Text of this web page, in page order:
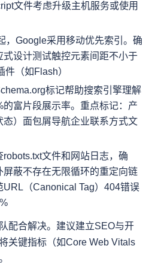
文件考虑升级主机服务或使用
，Google采用移动优先索引。确
设计测试触控元素间距不小于
（如Flash）
标记帮助搜索引擎理解
富片段展示率。重点标记：产
态）面包屑导航企业联系方式文
文件和网站日志，确
蔽不存在无限循环的重定向链
URL（Canonical Tag）404错误
配合解决。建议建立SEO与开
关键指标（如Core Web Vitals